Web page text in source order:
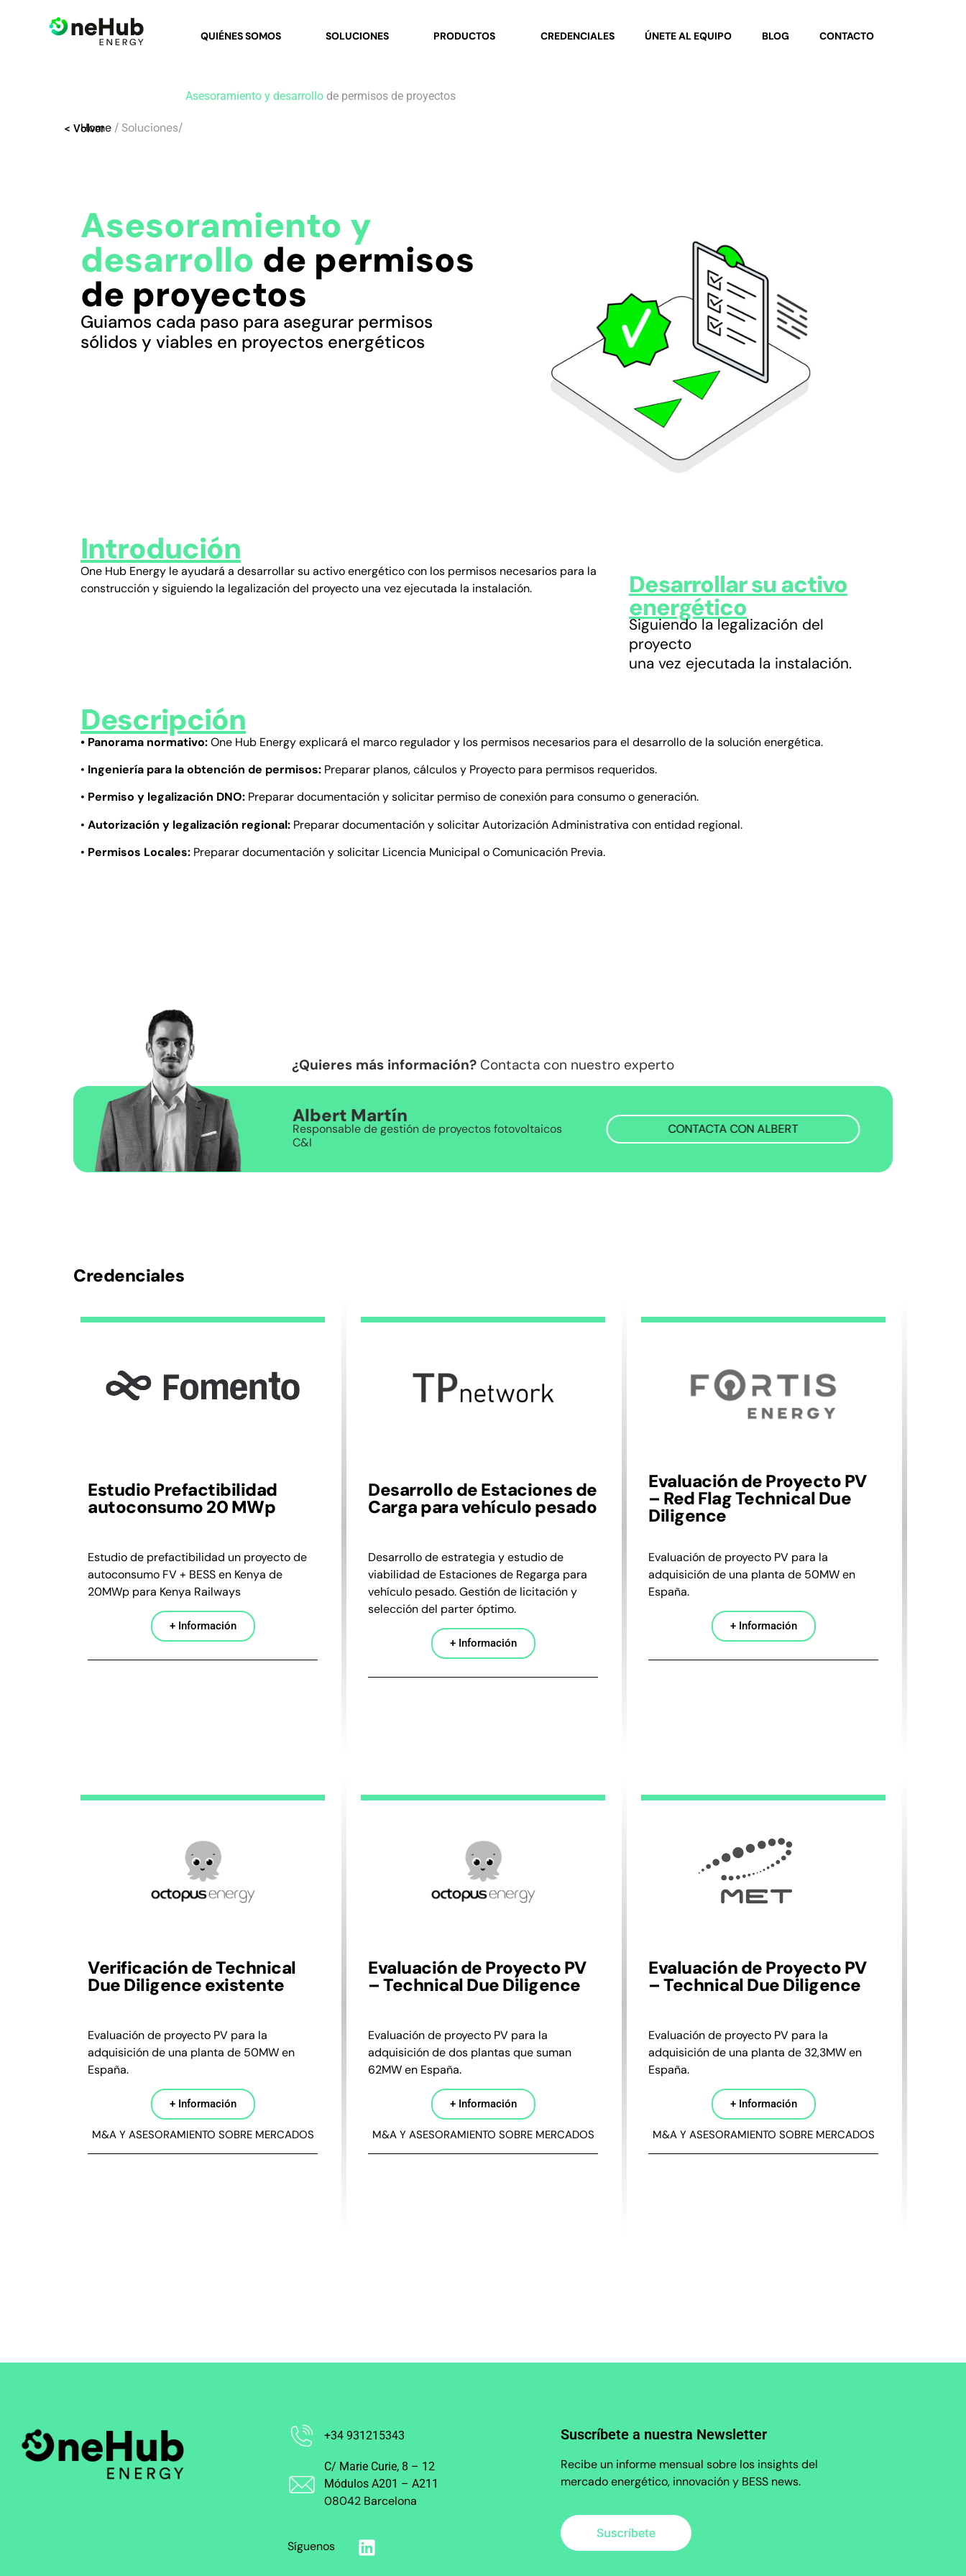
QUIÉNES SOMOS SOLUCIONES PRODUCTOS CREDENCIALES ÚNETE AL EQUIPO BLOG CONTACTO
< Volver
Home/ Soluciones/
Asesoramiento y desarrollo de permisos de proyectos
Asesoramiento y
desarrollo de permisos
de proyectos
Guiamos cada paso para asegurar permisos
sólidos y viables en proyectos energéticos
Introdución
One Hub Energy le ayudará a desarrollar su activo energético con los permisos necesarios para la
construcción y siguiendo la legalización del proyecto una vez ejecutada la instalación.
Desarrollar su activo
energético
Siguiendo la legalización del
proyecto
una vez ejecutada la instalación.
Descripción
• Panorama normativo:One Hub Energy explicará el marco regulador y los permisos necesarios para el desarrollo de la solución energética.
• Ingeniería para la obtención de permisos: Preparar planos, cálculos y Proyecto para permisos requeridos.
• Permiso y legalización DNO: Preparar documentación y solicitar permiso de conexión para consumo o generación.
• Autorización y legalización regional: Preparar documentación y solicitar Autorización Administrativa con entidad regional.
• Permisos Locales: Preparar documentación y solicitar Licencia Municipal o Comunicación Previa.
¿Quieres más información? Contacta con nuestro experto
Albert Martín
Responsable de gestión de proyectos fotovoltaicos
C&I
CONTACTA CON ALBERT
Credenciales
Estudio Prefactibilidad
autoconsumo 20 MWp
Estudio de prefactibilidad un proyecto de
autoconsumo FV + BESS en Kenya de
20MWp para Kenya Railways
+ Información
Desarrollo de Estaciones de
Carga para vehículo pesado
Desarrollo de estrategia y estudio de
viabilidad de Estaciones de Regarga para
vehículo pesado. Gestión de licitación y
selección del parter óptimo.
+ Información
Evaluación de Proyecto PV
– Red Flag Technical Due
Diligence
Evaluación de proyecto PV para la
adquisición de una planta de 50MW en
España.
+ Información
Verificación de Technical
Due Diligence existente
Evaluación de proyecto PV para la
adquisición de una planta de 50MW en
España.
+ Información
M&A Y ASESORAMIENTO SOBRE MERCADOS
Evaluación de Proyecto PV
– Technical Due Diligence
Evaluación de proyecto PV para la
adquisición de dos plantas que suman
62MW en España.
+ Información
M&A Y ASESORAMIENTO SOBRE MERCADOS
Evaluación de Proyecto PV
– Technical Due Diligence
Evaluación de proyecto PV para la
adquisición de una planta de 32,3MW en
España.
+ Información
M&A Y ASESORAMIENTO SOBRE MERCADOS
+34 931215343
C/ Marie Curie, 8 – 12
Módulos A201 – A211
08042 Barcelona
Síguenos
Suscríbete a nuestra Newsletter
Recibe un informe mensual sobre los insights del
mercado energético, innovación y BESS news.